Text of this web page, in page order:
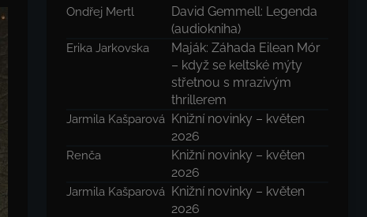
Ondřej Mertl
David Gemmell: Legenda
(audiokniha)
Erika Jarkovska
Maják: Záhada Eilean Mór
– když se keltské mýty
střetnou s mrazivým
thrillerem
Jarmila Kašparová Knižní novinky – květen
2026
Renča
Knižní novinky – květen
2026
Jarmila Kašparová Knižní novinky – květen
2026